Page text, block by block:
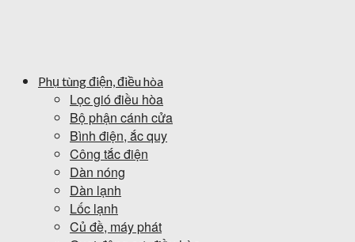
Phụ tùng điện, điều hòa
Lọc gió điều hòa
Bộ phận cánh cửa
Bình điện, ắc quy
Công tắc điện
Dàn nóng
Dàn lạnh
Lốc lạnh
Củ đề, máy phát